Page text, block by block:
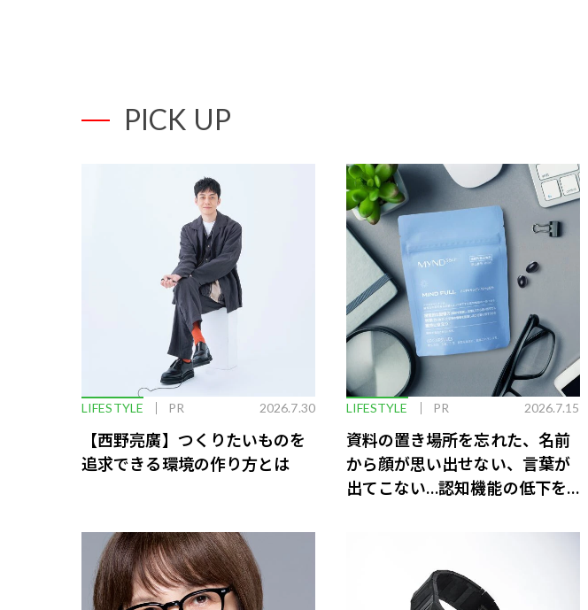
PICK UP
LIFESTYLE PR 2026.7.30
【西野亮廣】つくりたいものを
追求できる環境の作り方とは
LIFESTYLE PR 2026.7.15
資料の置き場所を忘れた、名前
から顔が思い出せない、言葉が
出てこない…認知機能の低下を